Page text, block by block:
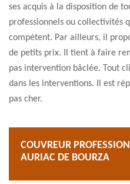
ses acquis à la disposition de
professionnels ou collectivités
compétent. Par ailleurs, il
de petits prix. Il tient à faire
pas intervention bâclée. Tout
dans les interventions. Il est
pas cher.
COUVREUR
AURIAC DE BOURZA